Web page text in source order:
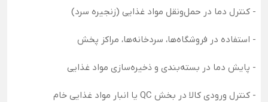
- کنترل دما در حمل‌ونقل مواد غذایی (زنجیره سرد)
- استفاده در فروشگاه‌ها، سردخانه‌ها، مراکز پخش
- پایش دما در بسته‌بندی و ذخیره‌سازی مواد غذایی
- کنترل ورودی کالا در بخش QC یا انبار مواد غذایی خام